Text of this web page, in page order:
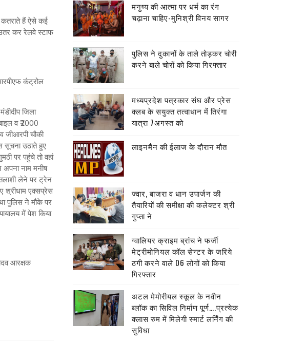
कतराते हैं ऐसे कई
कर रेलवे स्टाफ
कंट्रोल
जिला
व ₹2000
जीआरपी चौकी
सूचना उठाते हुए
पर पहुंचे तो वहां
नाम मनीष
लेने पर ट्रेन
श्रीधाम एक्सप्रेस
पुलिस ने मौके पर
में पेश किया
आरक्षक
मनुष्य की आत्मा पर धर्म का रंग
चढ़ाना चाहिए-मुनिश्री विनय सागर
पुलिस ने दुकानों के ताले तोड़कर चोरी
करने बाले चोरों को किया गिरफ्तार
मध्यप्रदेश पत्रकार संघ और प्रेस
क्लब के सयुक्त तत्वाधान में तिरंगा
यात्रा 7अगस्त को
लाइनमैैन की ईलाज के दौरान मौत
ज्वार, बाजरा व धान उपार्जन की
तैयारियों की समीक्षा की कलेक्टर श्री
गुप्ता ने
ग्वालियर क्राइम ब्रांच ने फर्जी
मेट्रीमोनियल कॉल सेन्टर के जरिये
ठगी करने वाले 06 लोगों को किया
गिरफ्तार
अटल मेमोरीयल स्कूल के नवीन
ब्लॉक का सिविल निर्माण पूर्ण….प्रत्येक
क्लास रुम में मिलेगी स्मार्ट लर्निंग की
सुविधा